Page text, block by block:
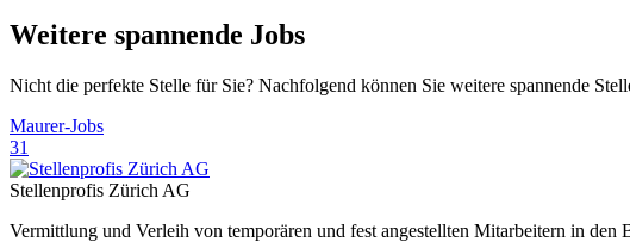
Weitere spannende Jobs
Nicht die perfekte Stelle für Sie? Nachfolgend können Sie weitere spannende
Maurer-Jobs
31
Stellenprofis Zürich AG
Vermittlung und Verleih von temporären und fest angestellten Mitarbeitern in den